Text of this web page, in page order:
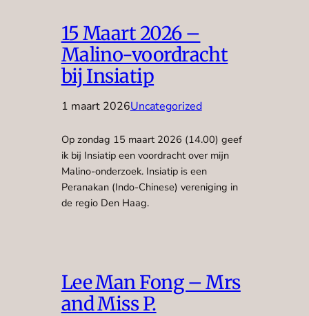
15 Maart 2026 –
Malino-voordracht
bij Insiatip
1 maart 2026Uncategorized
Op zondag 15 maart 2026 (14.00) geef
ik bij Insiatip een voordracht over mijn
Malino-onderzoek. Insiatip is een
Peranakan (Indo-Chinese) vereniging in
de regio Den Haag.
Lee Man Fong – Mrs
and Miss P.